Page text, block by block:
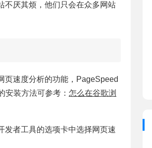
不厌其烦，他们只会在众多网站
页速度分析的功能，PageSpeed
安装方法可参考： 怎么在谷歌浏
发者工具的选项卡中选择网页速